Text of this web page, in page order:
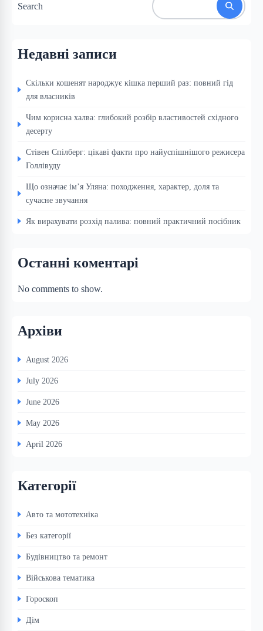
Search
Недавні записи
Скільки кошенят народжує кішка перший раз: повний гід
для власників
Чим корисна халва: глибокий розбір властивостей східного
десерту
Стівен Спілберг: цікаві факти про найуспішнішого режисера
Голлівуду
Що означає ім’я Уляна: походження, характер, доля та
сучасне звучання
Як вирахувати розхід палива: повний практичний посібник
Останні коментарі
No comments to show.
Архіви
August 2026
July 2026
June 2026
May 2026
April 2026
Категорії
Авто та мототехніка
Без категорії
Будівництво та ремонт
Військова тематика
Гороскоп
Дім